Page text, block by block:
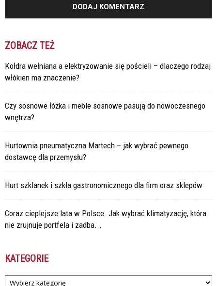
ZOBACZ TEŻ
Kołdra wełniana a elektryzowanie się pościeli – dlaczego rodzaj
włókien ma znaczenie?
Czy sosnowe łóżka i meble sosnowe pasują do nowoczesnego
wnętrza?
Hurtownia pneumatyczna Martech – jak wybrać pewnego
dostawcę dla przemysłu?
Hurt szklanek i szkła gastronomicznego dla firm oraz sklepów
Coraz cieplejsze lata w Polsce. Jak wybrać klimatyzację, która
nie zrujnuje portfela i zadba...
KATEGORIE
Kategorie